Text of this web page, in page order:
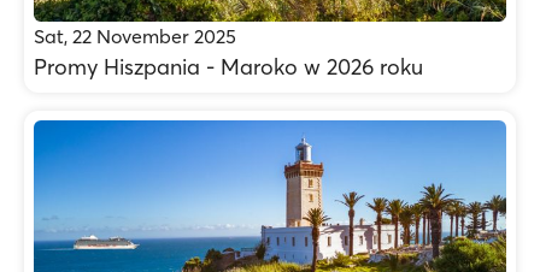
Sat, 22 November 2025
Promy Hiszpania - Maroko w 2026 roku